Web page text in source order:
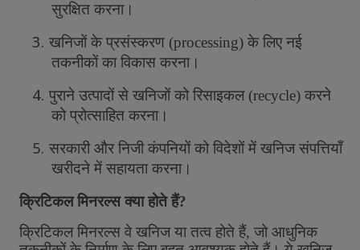
सुरक्षित करना।
3. खनिजों के प्रसंस्करण (processing) के लिए नई
तकनीकों का विकास करना।
4. पुराने उत्पादों से खनिजों को रिसाइकल(recycle) करने
को प्रोत्साहित करना।
5. सरकारी और निजी कंपनियों को विदेशों में खनिज संपत्तियाँ
खरीदने में सहायता करना।
क्रिटिकल मिनरल्स क्या होते हैं?
क्रिटिकल मिनरल्स वे खनिज या तत्व होते हैं, जो आधुनिक